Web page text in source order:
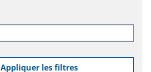
Appliquer les filtres